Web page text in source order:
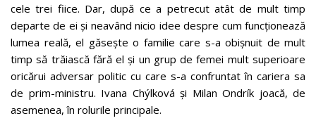
cele trei fiice. Dar, după ce a petrecut atât de mult timp
departe de ei și neavând nicio idee despre cum funcționează
lumea reală, el găsește o familie care s-a obișnuit de mult
timp să trăiască fără el și un grup de femei mult superioare
oricărui adversar politic cu care s-a confruntat în cariera sa
de prim-ministru. Ivana Chýlková și Milan Ondrík joacă, de
asemenea, în rolurile principale.